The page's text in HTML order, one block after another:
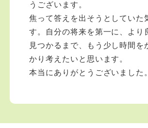
うございます。
焦って答えを出そうとしていた
す。自分の将来を第一に、より
見つかるまで、もう少し時間を
かり考えたいと思います。
本当にありがとうございました。